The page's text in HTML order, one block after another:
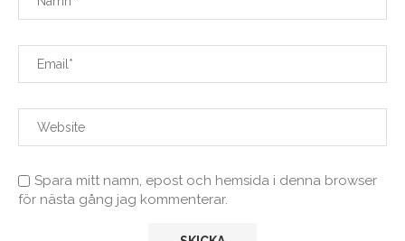
Spara mitt namn, epost och hemsida i denna browser
för nästa gång jag kommenterar.